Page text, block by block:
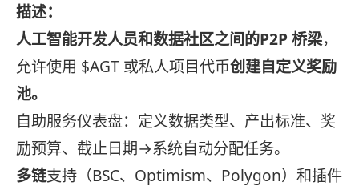
描述：
人工智能开发人员和数据社区之间的P2P 桥梁，
允许使用 $AGT 或私人项目代币创建自定义奖励
池。
自助服务仪表盘：定义数据类型、产出标准、奖
励预算、截止日期→系统自动分配任务。
多链支持（BSC、Optimism、Polygon）和插件